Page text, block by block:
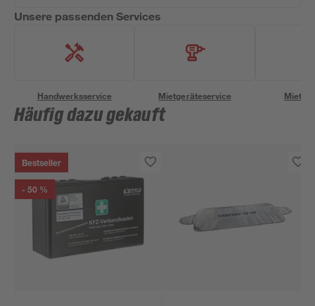
Unsere passenden Services
Handwerksservice Mietgeräteservice
Häufig dazu gekauft
Bestseller
- 50 %